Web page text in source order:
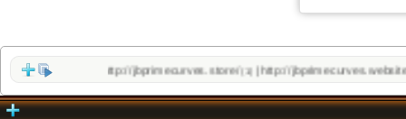
http://jbprimecurves.store/(1)|http://jbprimecurves.website/(1)